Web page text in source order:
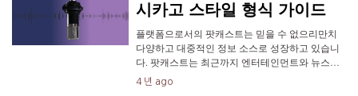
시카고 스타일 형식 가이드
플랫폼으로서의 팟캐스트는 믿을 수 없으리만치
다양하고 대중적인 정보 소스로 성장하고 있습니
다. 팟캐스트는 최근까지 엔터테인먼트와 뉴스…
4 년 ago